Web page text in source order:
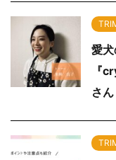
愛
『
さん